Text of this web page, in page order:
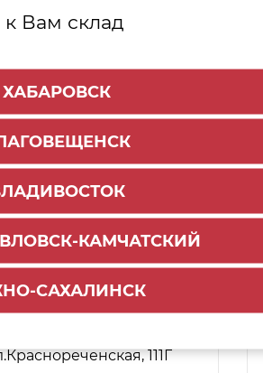
Вам склад
ХАБАРОВСК
КАМЧАТСКИЙ
САХАЛИНСК
Белый муар
доставки:
городу:1000 руб.
111Г